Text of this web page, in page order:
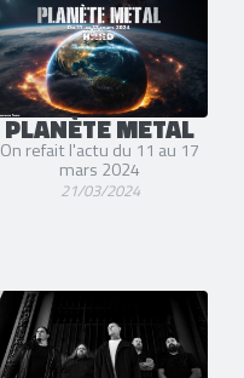
PLANÈTE METAL
On refait l'actu du 11 au 17
mars 2024
21/03/2024